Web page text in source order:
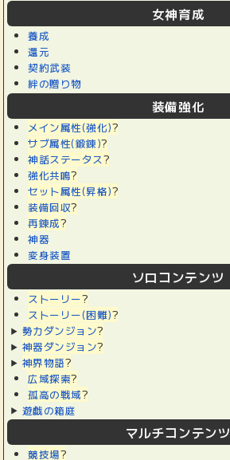
女神育成
養成
還元
契約武装
絆の贈り物
装備強化
メイン属性(強化)?
サブ属性(鍛錬)?
神話ステータス?
強化共鳴?
セット属性(昇格)?
装備回収?
再錬成?
神器
変身装置
ソロコンテンツ
ストーリー?
ストーリー(困難)?
勢力ダンジョン?
神器ダンジョン?
神界物語?
広域探索?
孤高の戦域?
遊戯の箱庭
マルチコンテンツ
競技場?